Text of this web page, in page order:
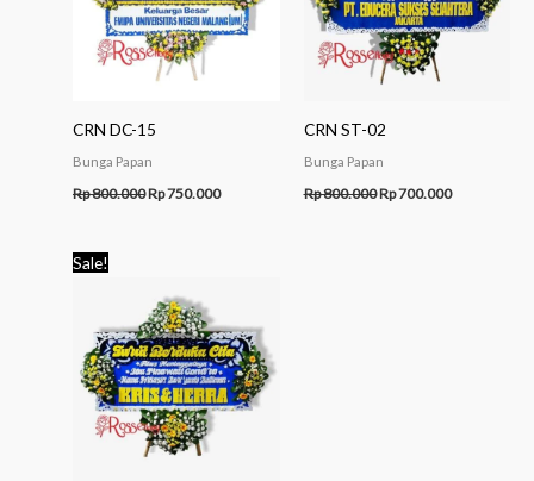
CRN DC-15
Bunga Papan
Rp800.000Rp750.000
CRN ST-02
Bunga Papan
Rp800.000Rp700.000
Sale!
was:
Rp 650.000.